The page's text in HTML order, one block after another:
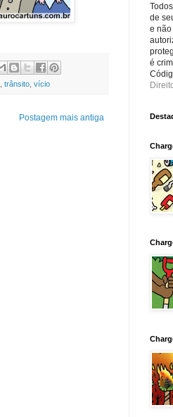
trânsito, vício
Postagem mais antiga
de
e
é